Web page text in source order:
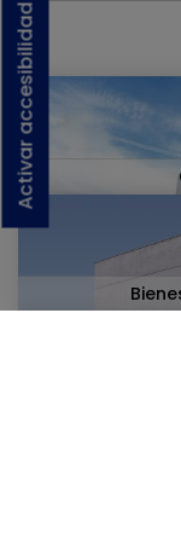
Activar accesibilidad